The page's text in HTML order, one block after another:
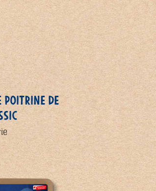
POITRINE DE